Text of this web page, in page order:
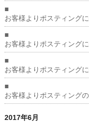
■
お客様よりポスティング
■
お客様よりポスティング
■
お客様よりポスティング
■
お客様よりポスティング
2017年6月